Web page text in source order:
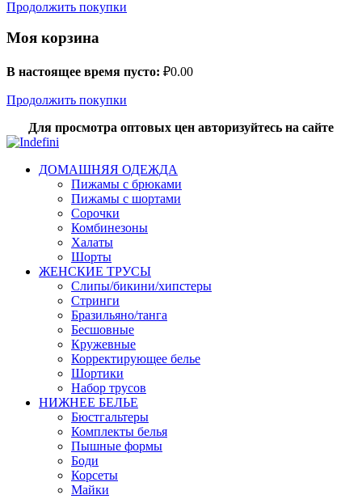
Продолжить покупки
Моя корзина
В настоящее время пусто: ₽0.00
Продолжить покупки
Для просмотра оптовых цен авторизуйтесь на сайте
ДОМАШНЯЯ ОДЕЖДА
Пижамы с брюками
Пижамы с шортами
Сорочки
Комбинезоны
Халаты
Шорты
ЖЕНСКИЕ ТРУСЫ
Слипы/бикини/хипстеры
Стринги
Бразильяно/танга
Бесшовные
Кружевные
Корректирующее белье
Шортики
Набор трусов
НИЖНЕЕ БЕЛЬЕ
Бюстгальтеры
Комплекты белья
Пышные формы
Боди
Корсеты
Майки